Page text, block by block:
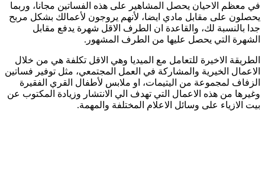
في معظم الاحيان يحصل المشاهير على هذه الفساتين مجانا، وربما
يحصلون على مقابل مادي ايضا، لأنهم يروجون لأعمالك بشكل مربح
جدا بالنسبة لك، والقاعدة ان الطرف الاقل شهرة يدفع مقابل
الشهرة التي يحصل عليها من الطرف المشهور.
الطريقة الاخيرة للتعامل مع الميديا وهي الاقل تكلفة هي من خلال
الاعمال الخيرية والمشاركة في العمل المجتمعي، مثل توفير فساتين
الزفاف لمجموعة من اليتيمات، او ملابس لأطفال القري الفقيرة
وغيرها من هذه الاعمال التي تهدف الي الانتشار وزيادة المكتوب عن
بيت الازياء على وسائل الاعلام المختلفة والمهمة.